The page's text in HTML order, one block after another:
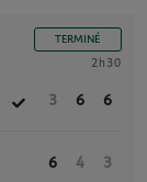
TERMINÉ
2h30
3 6 6
6 4 3